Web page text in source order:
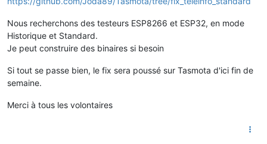
Nous recherchons des testeurs ESP8266 et ESP32, en mode
Historique et Standard.
Je peut construire des binaires si besoin
Si tout se passe bien, le fix sera poussé sur Tasmota d'ici fin de
semaine.
Merci à tous les volontaires